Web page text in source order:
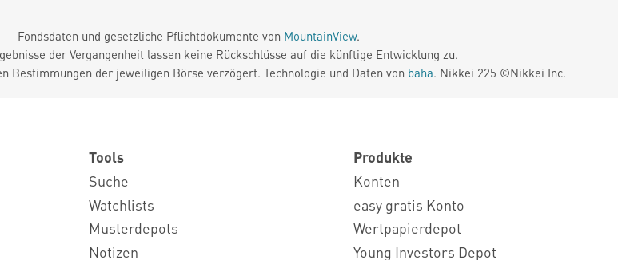
Fondsdaten und gesetzliche Pflichtdokumente von MountainView.
der Vergangenheit lassen keine Rückschlüsse auf die künftige Entwicklung zu.
Bestimmungen der jeweiligen Börse verzögert. Technologie und Daten von baha. Nikkei 225 ©Nikkei Inc.
Tools
Suche
Watchlists
Musterdepots
Notizen
Produkte
Konten
easy gratis Konto
Wertpapierdepot
Young Investors Depot